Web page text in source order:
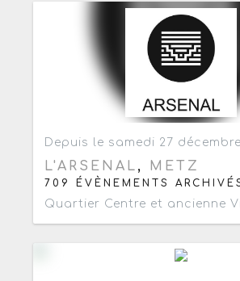
Depuis le samedi 27
L'ARSENAL , METZ
709 ÉVÈNEMENTS
Quartier Centre et ancienne